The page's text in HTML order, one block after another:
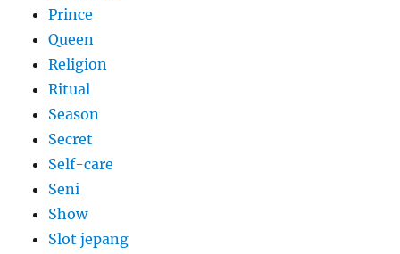
Prince
Queen
Religion
Ritual
Season
Secret
Self-care
Seni
Show
Slot jepang